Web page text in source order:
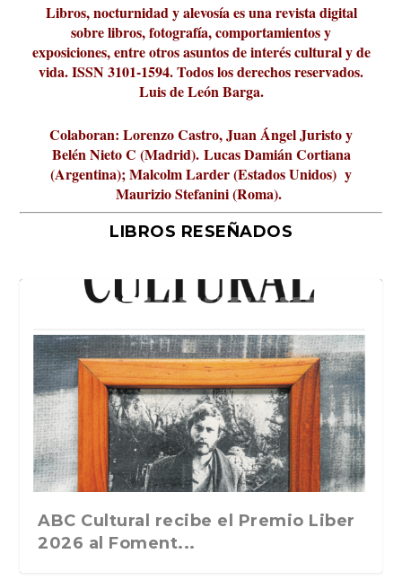
Liber 2026 al Fomento de la Le...
Revista Cultural Turia, númer...
10.000 pasos al día? Lo que d...
paisajística del mar de Sicil...
París
metafísicos de la novela ne...
Libros, nocturnidad y alevosía es una revista digital
sobre libros, fotografía, comportamientos y
exposiciones, entre otros asuntos de interés cultural y de
vida. ISSN 3101-1594. Todos los derechos reservados.
Luis de León Barga.
Colaboran: Lorenzo Castro, Juan Ángel Juristo y
Belén Nieto C (Madrid). Lucas Damián Cortiana
(Argentina); Malcolm Larder (Estados Unidos) y
Maurizio Stefanini (Roma).
LIBROS RESEÑADOS
La verdadera odisea del espacio en
el 2026 ocurre ...
ABC Cultural recibe el Premio Liber
2026 al Foment...
La cultura de la transgresión.
Revista Cultural Tu...